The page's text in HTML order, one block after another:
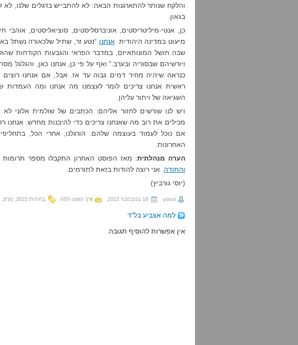
והלקח שנותר להתארגנות הבאה: לא להתבייש בדגלים שלנו,
בגאון.
כן, אנטי-מיליטריסטים, אוניברסליסטים, סוציאליסטים, אוהבי
מיעוט במדינה היהודית. אנחנו “נטע זר, שתיל שלכאורה נשתל
שבה חושל המונותאיזם, במדבר הפראי והגבעות הקודחות
ויורשיהם שבסוריה ובערב.” ואף על פי כן, אנחנו כאן, והגלגל
כנראה שיהיה מחיר דמים גבוה עד אז. אבל, אם אנחנו רוצים
ראשית אנחנו צריכים לומר לעצמנו מה אנחנו ומה העמדות
השגיאה של ויתור עליהן.
ויש לנו שורשים לחזור אליהם: הכתבים של שולמית אלוני לא
מכילים את רוב מה שאנחנו צריכים כדי להיבנות מחדש. אנחנו
אם נוכל לעמוד בעוצמה שלהם. הורגלנו, אחרי הכל,
האחרונות.
הערה מנהלתית: מאז הפוסט האחרון התקבלו מספר תרומות
והתודה . אני רוצה להודות בזאת לתורמים.
(יוסי גורביץ)
yossi 18 בנובמבר 2022 איך הגענו לפה בחירות 2022 מרצ
למה אצביע בל"ד
אין אפשרות להוסיף תגובה.